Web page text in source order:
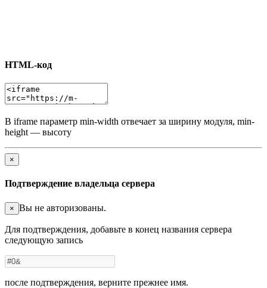
HTML-код
В iframe параметр min-width отвечает за ширину модуля, min-
height — высоту
×
Подтверждение владельца сервера
× Вы не авторизованы.
Для подтверждения, добавьте в конец названия сервера
следующую запись
после подтверждения, верните прежнее имя.